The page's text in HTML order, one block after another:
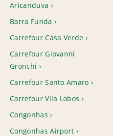
Aricanduva
Barra Funda
Carrefour Casa Verde
Carrefour Giovanni
Gronchi
Carrefour Santo Amaro
Carrefour Vila Lobos
Congonhas
Congonhas Airport